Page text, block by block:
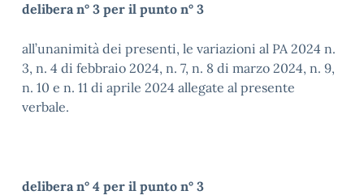
delibera n° 3 per il punto n° 3
all’unanimità dei presenti, le variazioni al PA 2024 n.
3, n. 4 di febbraio 2024, n. 7, n. 8 di marzo 2024, n. 9,
n. 10 e n. 11 di aprile 2024 allegate al presente
verbale.
delibera n° 4 per il punto n° 3